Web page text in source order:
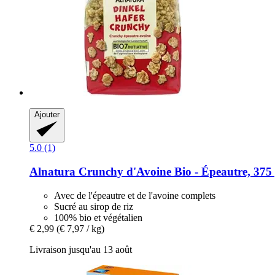
Ajouter
5.0 (1)
Alnatura Crunchy d'Avoine Bio -​ Épeautre, 375
Avec de l'épeautre et de l'avoine complets
Sucré au sirop de riz
100% bio et végétalien
€ 2,99 (€ 7,97 / kg)
Livraison jusqu'au 13 août